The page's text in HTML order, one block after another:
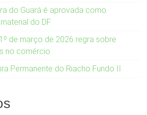
do Guará é aprovada como
do DF
de março de 2026 regra sobre
no comércio
Permanente do Riacho Fundo II